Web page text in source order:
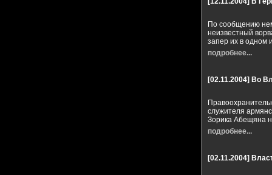
По сообщению
неизвестный
запер их в одном
подробнее...
[02.11.2004] Во
служителя
Зорика Абещяна
подробнее...
[02.11.2004]